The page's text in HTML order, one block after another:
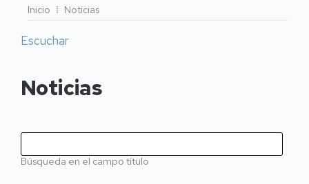
Ruta
de
navegación
Inicio Noticias
Escuchar
Noticias
Búsqueda en el campo título